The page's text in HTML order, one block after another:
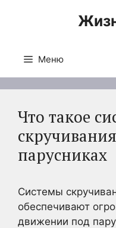
Меню
Что такое
парусниках
Системы
обеспечивают
движении под